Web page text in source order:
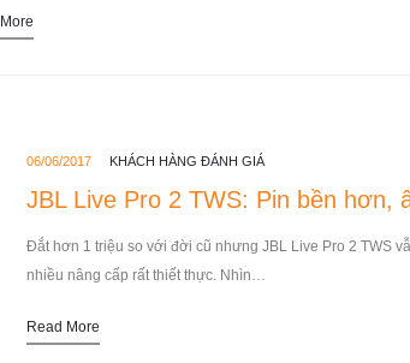
06/06/2017 KHÁCH HÀNG ĐÁNH GIÁ
JBL Live Pro 2 TWS: Pin bền hơn,
Đắt hơn 1 triệu so với đời cũ nhưng JBL Live Pro 2 TWS
nhiều nâng cấp rất thiết thực. Nhìn…
Read More